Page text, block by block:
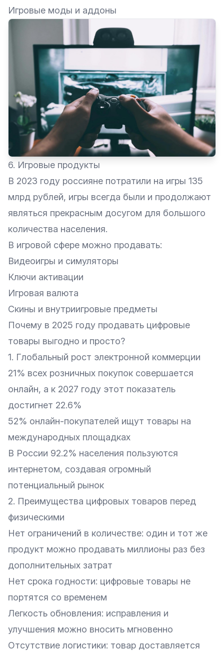
Игровые моды и аддоны
6. Игровые продукты
В 2023 году россияне потратили на игры 135
млрд рублей, игры всегда были и продолжают
являться прекрасным досугом для большого
количества населения.
В игровой сфере можно продавать:
Видеоигры и симуляторы
Ключи активации
Игровая валюта
Скины и внутриигровые предметы
Почему в 2025 году продавать цифровые
товары выгодно и просто?
1. Глобальный рост электронной коммерции
21% всех розничных покупок совершается
онлайн, а к 2027 году этот показатель
достигнет 22.6%
52% онлайн-покупателей ищут товары на
международных площадках
В России 92.2% населения пользуются
интернетом, создавая огромный
потенциальный рынок
2. Преимущества цифровых товаров перед
физическими
Нет ограничений в количестве: один и тот же
продукт можно продавать миллионы раз без
дополнительных затрат
Нет срока годности: цифровые товары не
портятся со временем
Легкость обновления: исправления и
улучшения можно вносить мгновенно
Отсутствие логистики: товар доставляется